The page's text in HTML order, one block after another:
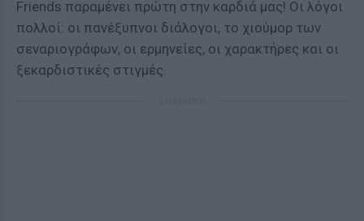
Friends παραμένει πρώτη στην καρδιά μας! Οι λόγοι
πολλοί: οι πανέξυπνοι διάλογοι, το χιούμορ των
σεναριογράφων, οι ερμηνείες, οι χαρακτήρες και οι
ξεκαρδιστικές στιγμές.